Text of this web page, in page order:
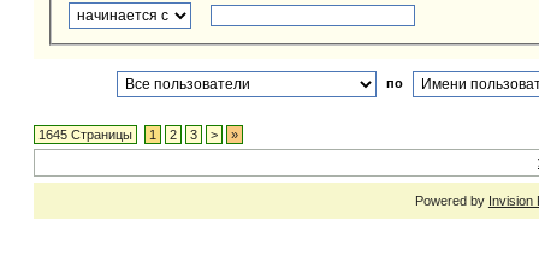
по
1645 Страницы 1 2 3 > »
Powered by Invision